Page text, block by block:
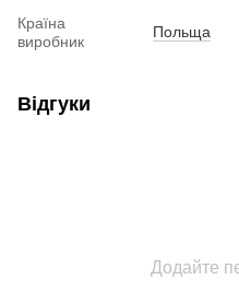
Країна
виробник
Польща
Відгуки
Додайте